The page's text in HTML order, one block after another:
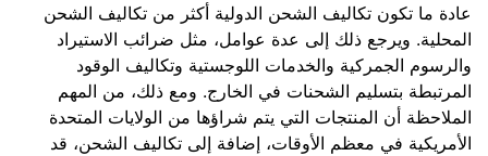
عادة ما تكون تكاليف الشحن الدولية أكثر من تكاليف الشحن
المحلية. ويرجع ذلك إلى عدة عوامل، مثل ضرائب الاستيراد
والرسوم الجمركية والخدمات اللوجستية وتكاليف الوقود
المرتبطة بتسليم الشحنات في الخارج. ومع ذلك، من المهم
الملاحظة أن المنتجات التي يتم شراؤها من الولايات المتحدة
الأمريكية في معظم الأوقات، إضافة إلى تكاليف الشحن، قد